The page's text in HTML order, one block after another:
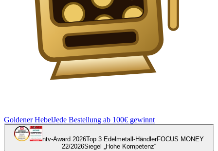
Goldener HebelJede Bestellung ab 100€ gewinnt
ntv-Award 2026Top 3 Edelmetall-HändlerFOCUS MONEY
22/2026Siegel „Hohe Kompetenz“